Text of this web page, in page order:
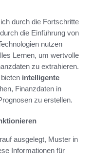
durch die Fortschritte
die Einführung von
nutzen
Lernen, um wertvolle
zu extrahieren.
intelligente
Finanzdaten in
zu erstellen.
ausgelegt, Muster in
Informationen für